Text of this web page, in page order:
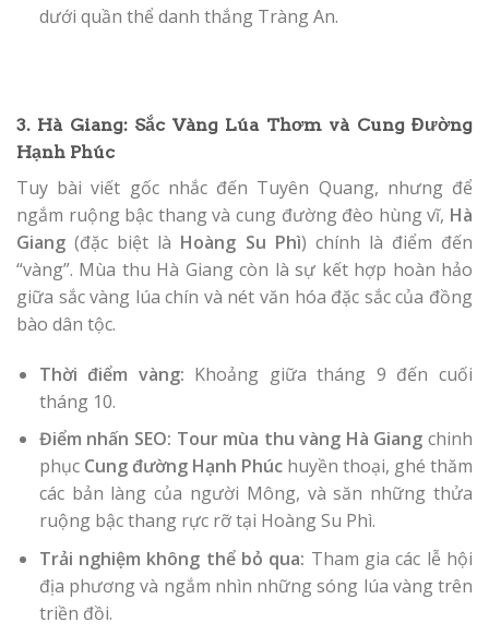
dưới quần thể danh thắng Tràng An.
3. Hà Giang: Sắc Vàng Lúa Thơm và Cung Đường
Hạnh Phúc
Tuy bài viết gốc nhắc đến Tuyên Quang, nhưng để
ngắm ruộng bậc thang và cung đường đèo hùng vĩ, Hà
Giang (đặc biệt là Hoàng Su Phì) chính là điểm đến
“vàng”. Mùa thu Hà Giang còn là sự kết hợp hoàn hảo
giữa sắc vàng lúa chín và nét văn hóa đặc sắc của đồng
bào dân tộc.
Thời điểm vàng: Khoảng giữa tháng 9 đến cuối
tháng 10.
Điểm nhấn SEO: Tour mùa thu vàng Hà Giang chinh
phục Cung đường Hạnh Phúchuyền thoại, ghé thăm
các bản làng của người Mông, và săn những thửa
ruộng bậc thang rực rỡ tại Hoàng Su Phì.
Trải nghiệm không thể bỏ qua: Tham gia các lễ hội
địa phương và ngắm nhìn những sóng lúa vàng trên
triền đồi.